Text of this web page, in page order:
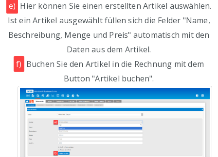
e) Hier können Sie einen erstellten Artikel auswählen.
Ist ein Artikel ausgewählt füllen sich die Felder "Name,
Beschreibung, Menge und Preis" automatisch mit den
Daten aus dem Artikel.
f) Buchen Sie den Artikel in die Rechnung mit dem
Button "Artikel buchen".